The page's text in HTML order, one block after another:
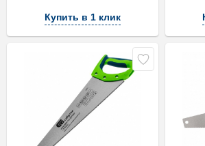
Купить в 1 клик